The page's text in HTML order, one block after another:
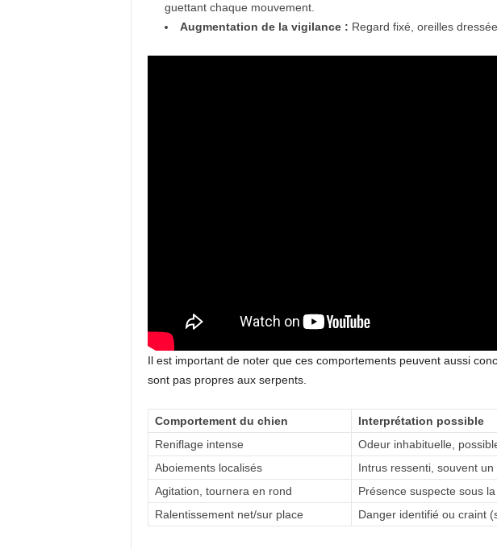
guettant chaque mouvement.
Augmentation de la vigilance : Regard fixé, oreilles
Il est important de noter que ces comportements peuvent aussi
sont pas propres aux serpents.
Comportement du chien Interprétation possible
Reniflage intense
Odeur inhabituelle,
Aboiements localisés
Intrus ressenti, souvent un
Agitation, tournera en rond
Présence suspecte sous
Ralentissement net/sur place
Danger identifié ou craint